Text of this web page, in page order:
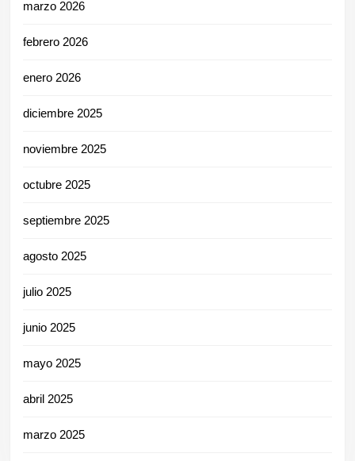
marzo 2026
febrero 2026
enero 2026
diciembre 2025
noviembre 2025
octubre 2025
septiembre 2025
agosto 2025
julio 2025
junio 2025
mayo 2025
abril 2025
marzo 2025